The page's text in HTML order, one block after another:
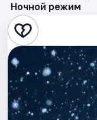
Театр
Стендап
Выставки
Квесты
Ночной режим